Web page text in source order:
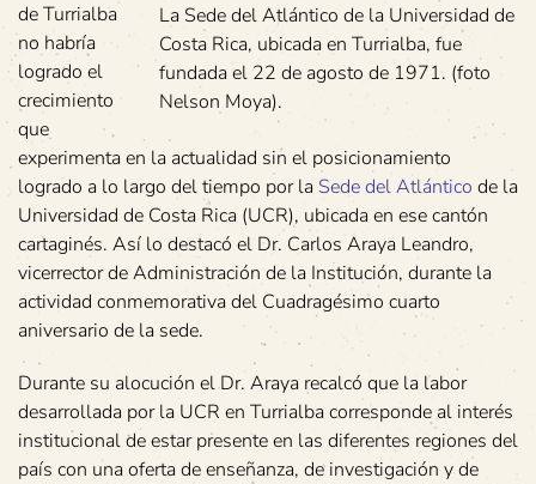
La Sede del Atlántico de la Universidad de
Costa Rica, ubicada en Turrialba, fue
fundada el 22 de agosto de 1971. (foto
Nelson Moya).
de Turrialba
no habría
logrado el
crecimiento
que
experimenta en la actualidad sin el posicionamiento
logrado a lo largo del tiempo por la Sede del Atlántico de la
Universidad de Costa Rica (UCR), ubicada en ese cantón
cartaginés. Así lo destacó el Dr. Carlos Araya Leandro,
vicerrector de Administración de la Institución, durante la
actividad conmemorativa del Cuadragésimo cuarto
aniversario de la sede.
Durante su alocución el Dr. Araya recalcó que la labor
desarrollada por la UCR en Turrialba corresponde al interés
institucional de estar presente en las diferentes regiones del
país con una oferta de enseñanza, de investigación y de